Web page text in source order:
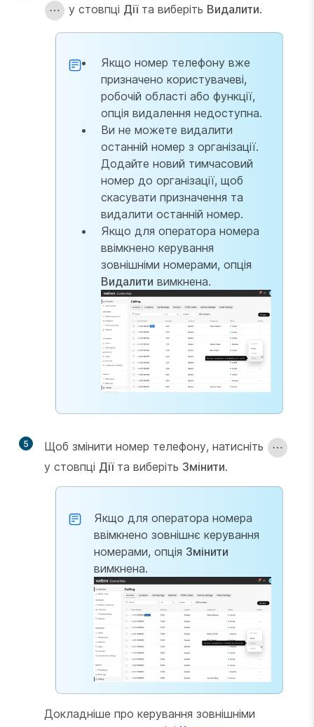
у стовпці Діїта виберіть Видалити.
Якщо номер телефону вже
призначено користувачеві,
робочій області або функції,
опція видалення недоступна.
Ви не можете видалити
останній номер з організації.
Додайте новий тимчасовий
номер до організації, щоб
скасувати призначення та
видалити останній номер.
Якщо для оператора номера
ввімкнено керування
зовнішніми номерами, опція
Видалити вимкнена.
5
Щоб змінити номер телефону, натисніть
у стовпці Діїта виберіть Змінити.
Якщо для оператора номера
ввімкнено зовнішнє керування
номерами, опція Змінити
вимкнена.
Докладніше про керування зовнішніми